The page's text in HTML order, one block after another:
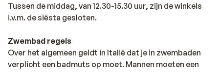
Tussen de middag, van 12.30-15.30 uur, zijn de winkels
i.v.m. de siësta gesloten.
Zwembad regels
Over het algemeen geldt in Italië dat je in zwembaden
verplicht een badmuts op moet. Mannen moeten een